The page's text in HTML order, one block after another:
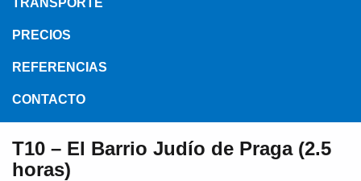
TRANSPORTE
PRECIOS
REFERENCIAS
CONTACTO
T10 – El Barrio Judío de Praga (2.5
horas)